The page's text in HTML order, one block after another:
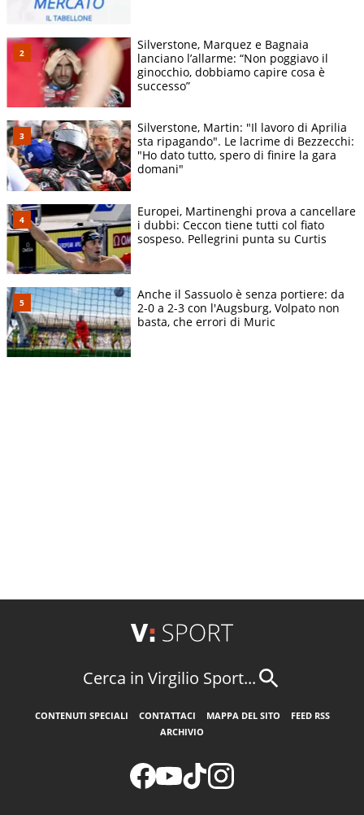
Silverstone, Marquez e Bagnaia
lanciano l’allarme: “Non poggiavo il
ginocchio, dobbiamo capire cosa è
successo”
Silverstone, Martin: "Il lavoro di Aprilia
sta ripagando". Le lacrime di Bezzecchi:
"Ho dato tutto, spero di finire la gara
domani"
Europei, Martinenghi prova a cancellare
i dubbi: Ceccon tiene tutti col fiato
sospeso. Pellegrini punta su Curtis
Anche il Sassuolo è senza portiere: da
2-0 a 2-3 con l'Augsburg, Volpato non
basta, che errori di Muric
Cerca in Virgilio Sport...
CONTENUTI SPECIALI CONTATTACI MAPPA DEL SITO
FEED RSS
ARCHIVIO